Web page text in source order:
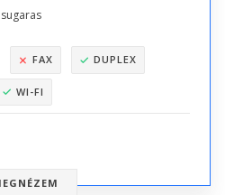
FAX DUPLEX
WI-FI